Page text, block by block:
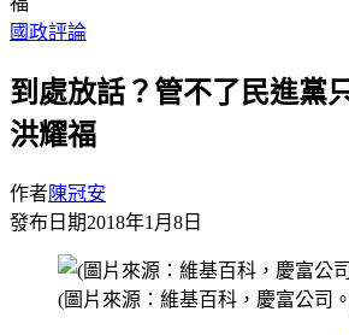
國政評論
到處放話？管不了民進黨
洪耀福
作者陳冠安
發布日期2018年1月8日
(圖片來源：維基百科，慶富公司